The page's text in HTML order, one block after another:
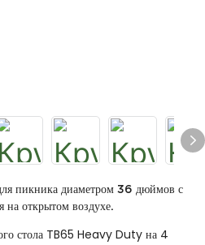
пикника диаметром 36 дюймов с
на открытом воздухе.
стола TB65 Heavy Duty на 4